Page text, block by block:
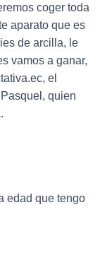
coger toda
aparato que es
de arcilla, le
vamos a ganar,
el
quien
edad que tengo